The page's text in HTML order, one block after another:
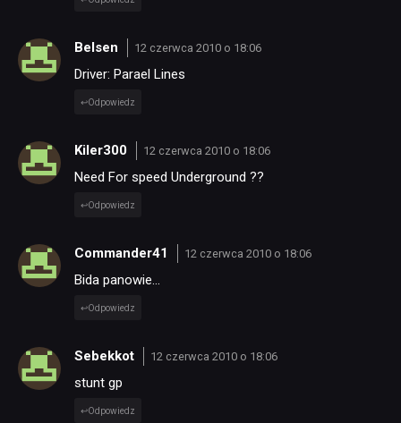
Belsen 12 czerwca 2010 o 18:06
Driver: Parael Lines
Odpowiedz
Kiler300 12 czerwca 2010 o 18:06
Need For speed Underground ??
Odpowiedz
Commander41 12 czerwca 2010 o 18:06
Bida panowie…
Odpowiedz
Sebekkot 12 czerwca 2010 o 18:06
stunt gp
Odpowiedz